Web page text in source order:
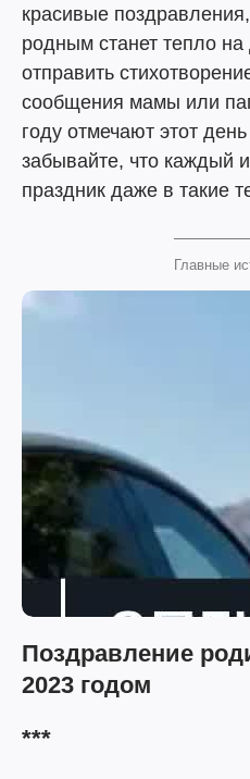
красивые
родным станет тепло
отправить
сообщения мамы или
году отмечают этот
забывайте, что каждый
праздник даже в такие
Главные
Поздравление
2023 годом
***